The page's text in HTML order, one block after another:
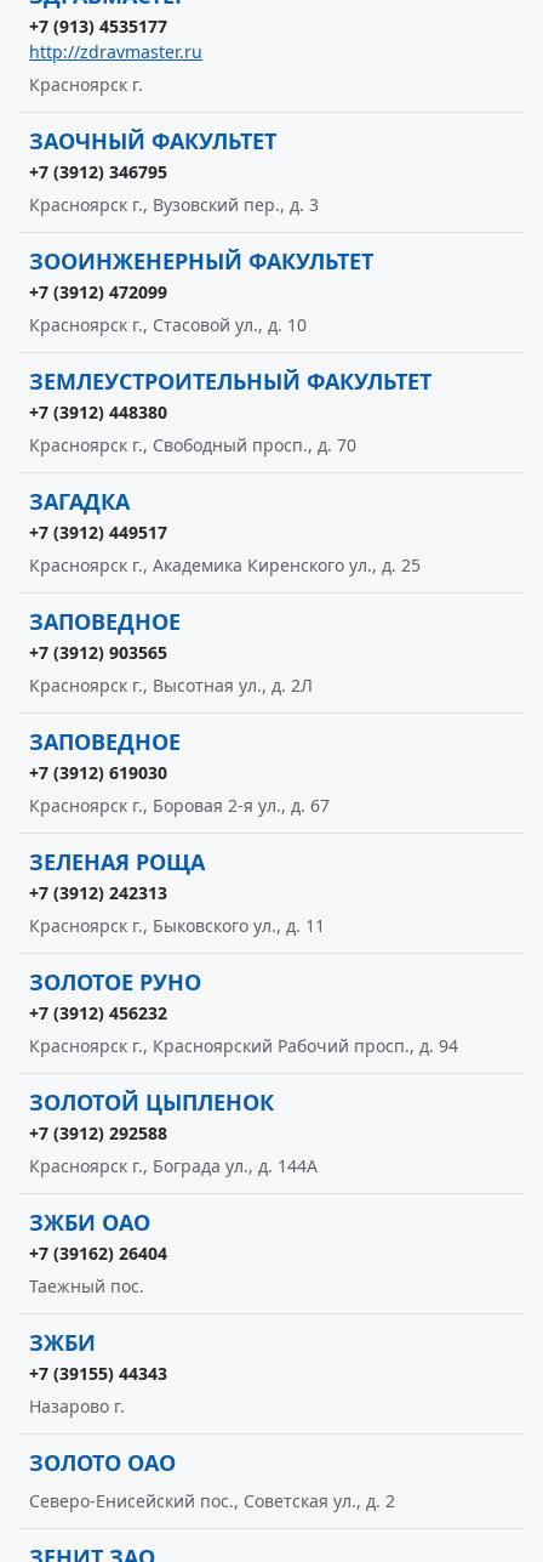
+7 (913) 4535177
http://zdravmaster.ru
Красноярск г.
ЗАОЧНЫЙ ФАКУЛЬТЕТ
+7 (3912) 346795
Красноярск г., Вузовский пер., д. 3
ЗООИНЖЕНЕРНЫЙ ФАКУЛЬТЕТ
+7 (3912) 472099
Красноярск г., Стасовой ул., д. 10
ЗЕМЛЕУСТРОИТЕЛЬНЫЙ ФАКУЛЬТЕТ
+7 (3912) 448380
Красноярск г., Свободный просп., д. 70
ЗАГАДКА
+7 (3912) 449517
Красноярск г., Академика Киренского ул., д. 25
ЗАПОВЕДНОЕ
+7 (3912) 903565
Красноярск г., Высотная ул., д. 2Л
ЗАПОВЕДНОЕ
+7 (3912) 619030
Красноярск г., Боровая 2-я ул., д. 67
ЗЕЛЕНАЯ РОЩА
+7 (3912) 242313
Красноярск г., Быковского ул., д. 11
ЗОЛОТОЕ РУНО
+7 (3912) 456232
Красноярск г., Красноярский Рабочий просп., д. 94
ЗОЛОТОЙ ЦЫПЛЕНОК
+7 (3912) 292588
Красноярск г., Бограда ул., д. 144А
ЗЖБИ ОАО
+7 (39162) 26404
Таежный пос.
ЗЖБИ
+7 (39155) 44343
Назарово г.
ЗОЛОТО ОАО
Северо-Енисейский пос., Советская ул., д. 2